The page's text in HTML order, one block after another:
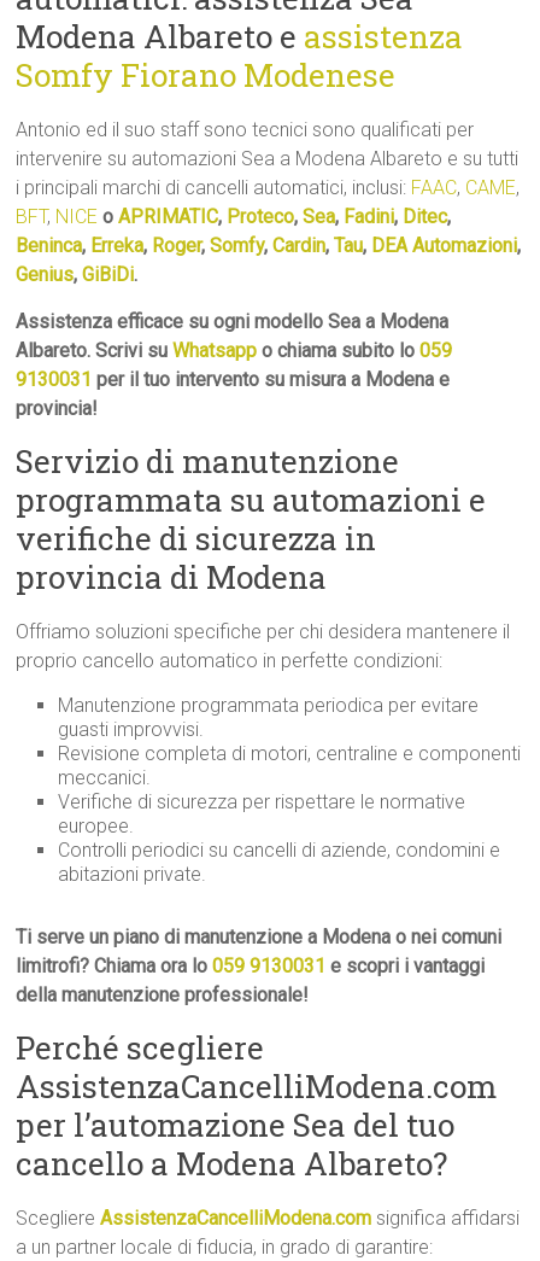
Modena Albareto e assistenza
Somfy Fiorano Modenese
Antonio ed il suo staff sono tecnici sono qualificati per
intervenire su automazioni Sea a Modena Albareto e su tutti
i principali marchi di cancelli automatici, inclusi: FAAC, CAME,
BFT, NICE oAPRIMATIC, Proteco,Sea, Fadini, Ditec,
Beninca, Erreka, Roger,Somfy,Cardin,Tau, DEA Automazioni,
Genius,GiBiDi.
Assistenza efficace su ogni modello Sea a Modena
Albareto. Scrivi suWhatsapp o chiama subito lo059
9130031 per il tuo intervento su misura a Modena e
provincia!
Servizio di manutenzione
programmata su automazioni e
verifiche di sicurezza in
provincia di Modena
Offriamo soluzioni specifiche per chi desidera mantenere il
proprio cancello automatico in perfette condizioni:
Manutenzione programmata periodica per evitare
guasti improvvisi.
Revisione completa di motori, centraline e componenti
meccanici.
Verifiche di sicurezza per rispettare le normative
europee.
Controlli periodici su cancelli di aziende, condomini e
abitazioni private.
Ti serve un piano di manutenzione a Modena o nei comuni
limitrofi? Chiama ora lo059 9130031 e scopri i vantaggi
della manutenzione professionale!
Perché scegliere
AssistenzaCancelliModena.com
per l’automazione Sea del tuo
cancello a Modena Albareto?
ScegliereAssistenzaCancelliModena.com significa affidarsi
a un partner locale di fiducia, in grado di garantire: